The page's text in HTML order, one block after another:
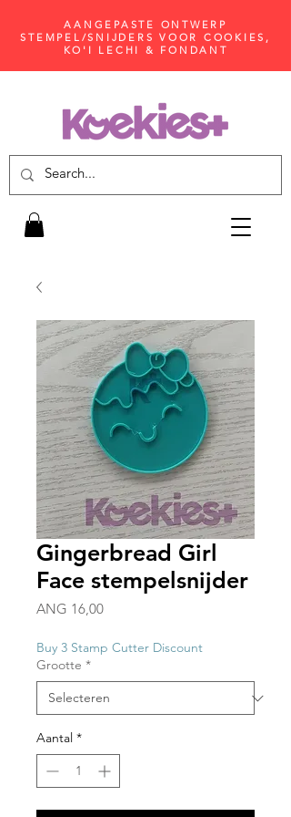
AANGEPASTE ONTWERP
STEMPEL/SNIJDERS VOOR COOKIES,
KO'I LECHI & FONDANT
Gingerbread Girl
Face stempelsnijder
ANG 16,00Prijs
Buy 3 Stamp Cutter Discount
Grootte *
Aantal *